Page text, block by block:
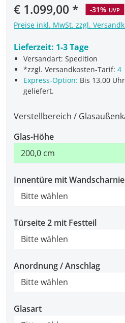
Verkaufspreis:
€ 1.099,00 -31% UVP
Preise inkl. MwSt. zzgl.
Lieferzeit: 1-3 Tage
Versandart: Spedition
*zzgl. Versandkosten-Tarif:4
Express-Option: Bis 13.00
geliefert.
Verstellbereich /
Glas-Höhe
Innentüre mit
Türseite 2 mit Festteil
Anordnung / Anschlag
Glasart